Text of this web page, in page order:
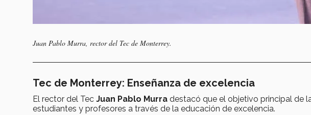
Juan Pablo Murra, rector del Tec de Monterrey.
Tec de Monterrey: Enseñanza de excelencia
El rector del Tec Juan Pablo Murra destacó que el objetivo principal de
estudiantes y profesores a través de la educación de excelencia.